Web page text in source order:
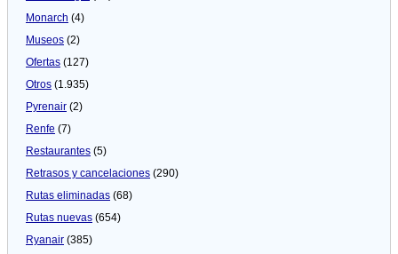
Monarch (4)
Museos (2)
Ofertas (127)
Otros (1.935)
Pyrenair (2)
Renfe (7)
Restaurantes (5)
Retrasos y cancelaciones (290)
Rutas eliminadas (68)
Rutas nuevas (654)
Ryanair (385)